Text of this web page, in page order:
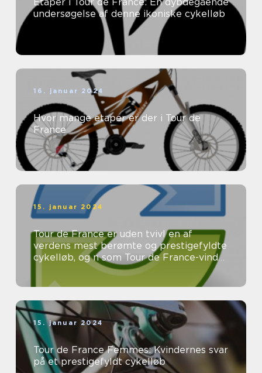
undersøgelse af denne ikoniske cykelløb
16. januar 2024
Hvor mange etaper er der i Tour de
France
15. januar 2024
Tour de France er uden tvivl en af
verdens mest berømte og prestigefyldte
cykelløb, og n som Tour de France-vinder
er eftertragtet og æret af ryttere ...
15. januar 2024
Tour de France Femmes: Kvindernes svar
på et prestigefyldt cykelløb